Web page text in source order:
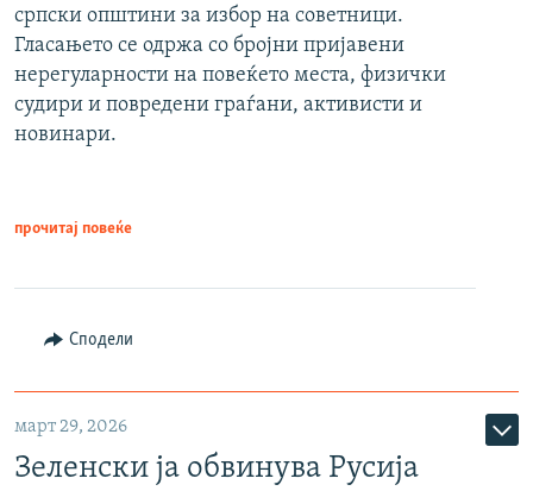
српски општини за избор на советници.
Гласањето се одржа со бројни пријавени
нерегуларности на повеќето места, физички
судири и повредени граѓани, активисти и
новинари.
прочитај повеќе
Сподели
март 29, 2026
Зеленски ја обвинува Русија